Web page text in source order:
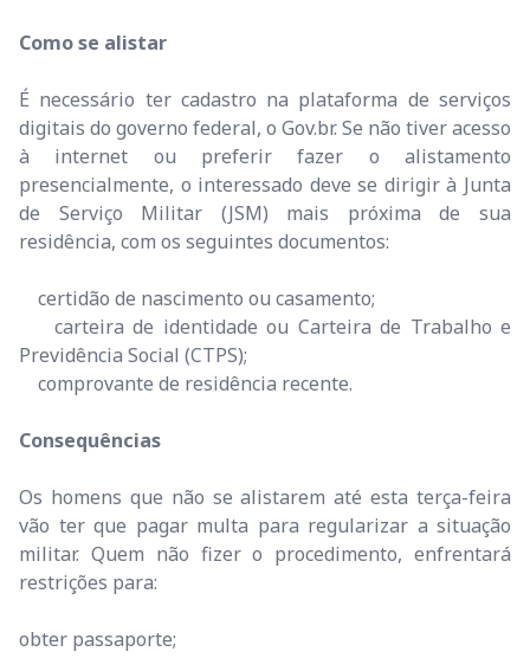
Como se alistar
É necessário ter cadastro na plataforma de serviços
digitais do governo federal, o Gov.br. Se não tiver acesso
à internet ou preferir fazer o alistamento
presencialmente, o interessado deve se dirigir à Junta
de Serviço Militar (JSM) mais próxima de sua
residência, com os seguintes documentos:
certidão de nascimento ou casamento;
carteira de identidade ou Carteira de Trabalho e
Previdência Social (CTPS);
comprovante de residência recente.
Consequências
Os homens que não se alistarem até esta terça-feira
vão ter que pagar multa para regularizar a situação
militar. Quem não fizer o procedimento, enfrentará
restrições para:
obter passaporte;